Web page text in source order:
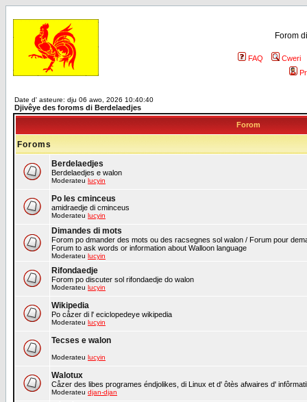
Forom
FAQ
Cweri
Date d' asteure: dju 06 awo, 2026 10:40:40
Djivêye des foroms di Berdelaedjes
Forom
Foroms
Berdelaedjes
Berdelaedjes e walon
Moderateu lucyin
Po les cminceus
amidraedje di cminceus
Moderateu lucyin
Dimandes di mots
Forom po dmander des mots ou des racsegnes sol walon / Forum pour
Forum to ask words or information about Walloon language
Moderateu lucyin
Rifondaedje
Forom po discuter sol rifondaedje do walon
Moderateu lucyin
Wikipedia
Po cåzer di l' eciclopedeye wikipedia
Moderateu lucyin
Tecses e walon
Moderateu lucyin
Walotux
Cåzer des libes programes éndjolikes, di Linux et d' ôtès afwaires d'
Moderateu djan-djan